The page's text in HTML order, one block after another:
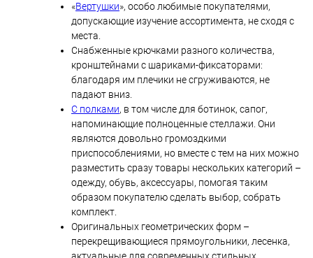
«Вертушки», особо любимые покупателями,
допускающие изучение ассортимента, не сходя с
места.
Снабженные крючками разного количества,
кронштейнами с шариками-фиксаторами:
благодаря им плечики не сгруживаются, не
падают вниз.
С полками, в том числе для ботинок, сапог,
напоминающие полноценные стеллажи. Они
являются довольно громоздкими
приспособлениями, но вместе с тем на них можно
разместить сразу товары нескольких категорий –
одежду, обувь, аксессуары, помогая таким
образом покупателю сделать выбор, собрать
комплект.
Оригинальных геометрических форм –
перекрещивающиеся прямоугольники, лесенка,